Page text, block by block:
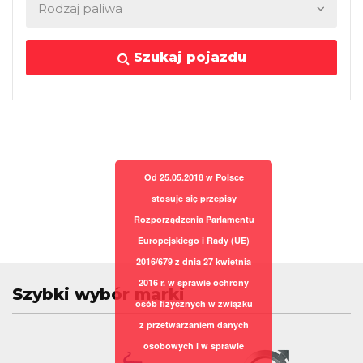
Szukaj pojazdu
Szybki wybór marki
Od 25.05.2018 w Polsce
stosuje się przepisy
Rozporządzenia Parlamentu
Europejskiego i Rady (UE)
2016/679 z dnia 27 kwietnia
2016 r. w sprawie ochrony
osób fizycznych w związku
z przetwarzaniem danych
osobowych i w sprawie